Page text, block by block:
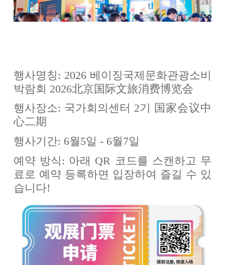
행사명칭: 2026 베이징국제문화관광소비
박람회 2026北京国际文旅消费博览会
행사장소: 국가회의센터 2기 国家会议中
心二期
행사기간: 6월5일 - 6월7일
예약 방식: 아래 QR 코드를 스캔하고 무
료로 예약 등록하면 입장하여 즐길 수 있
습니다!